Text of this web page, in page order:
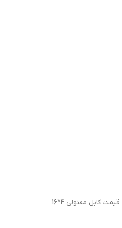
, قیمت کابل مفتولی 4*16